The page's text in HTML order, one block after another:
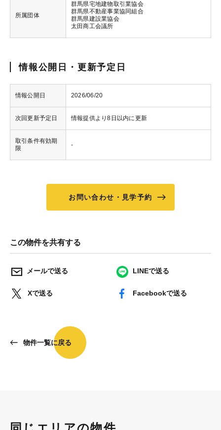
所属団体
群馬県宅地建物取引業協会
群馬県不動産事業協同組合
群馬県建設業協会
太田商工会議所
情報公開日・更新予定日
情報公開日 2026/06/20
次回更新予定日 情報提供より8日以内に更新
取引条件有効期
限
-
お問い合わせ・見学予約
この物件を共有する
メールで送る LINEで送る
Xで送る Facebookで送る
物件一覧に戻る